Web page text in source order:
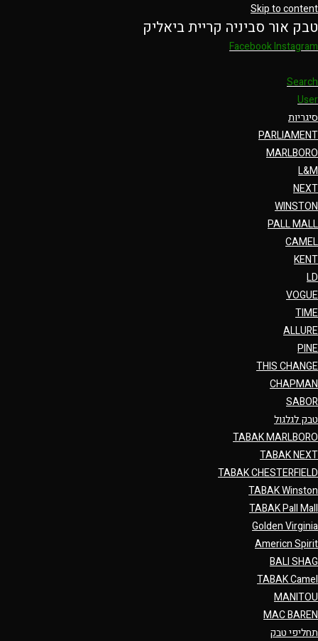
Skip to content
טבק אור סביניה קריית ביאליק
FacebookInstagram
Search
User
סיגריות
PARLIAMENT
MARLBORO
L&M
NEXT
WINSTON
PALL MALL
CAMEL
KENT
LD
VOGUE
TIME
ALLURE
PINE
THIS CHANGE
CHAPMAN
SABOR
טבק לגלגול
TABAK MARLBORO
TABAK NEXT
TABAK CHESTERFIELD
TABAK Winston
TABAK Pall Mall
Golden Virginia
Americn Spirit
BALI SHAG
TABAK Camel
MANITOU
MAC BAREN
תחליפי טבק